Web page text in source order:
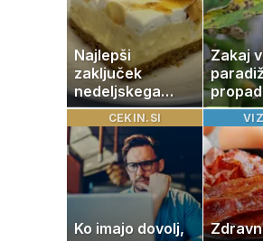
Najlepši
zaključek
nedeljskega
kosila: 8 sladic
brez peke, ki se
jih vsi veselijo
Zakaj
uniči
tako
CEKIN.SI
Ko imajo dovolj,